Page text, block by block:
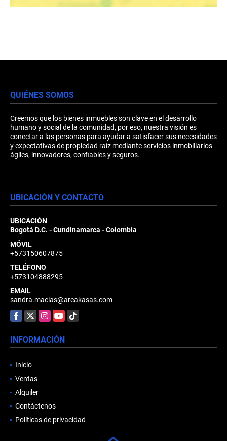
QUIÉNES SOMOS
Creemos que los bienes inmuebles son clave en el desarrollo
humano y social de la comunidad, por eso, nuestra visión es
conectar a las personas para ayudar a satisfacer sus necesidades
y expectativas de propiedad raíz mediante servicios inmobiliarios
ágiles, innovadores, confiables y seguros.
UBICACIÓN Y CONTACTO
UBICACIÓN
Bogotá D.C. - Cundinamarca - Colombia
MÓVIL
+573150607875
TELÉFONO
+573104888295
EMAIL
sandra.macias@areakasas.com
Facebook
X Instagram
YouTubeTikTok
INFORMACIÓN
Inicio
Ventas
Alquiler
Contáctenos
Políticas de privacidad